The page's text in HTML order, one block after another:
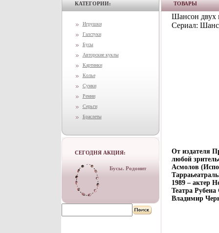
КАТЕГОРИИ:
Игрушки
Галстуки
Бусы
Авторские куклы
Картинки
Колье
Сумки
Ремни
Серьги
Браслеты
СЕГОДНЯ АКЦИЯ:
Бусы. Родонит
ТОВАРЫ
Шансон двух
Сериал:
От издателя
любой
Асмолов
1989 – актер
Театра
Владимир